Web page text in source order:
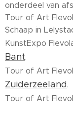
onderdeel van
Tour of Art
Schaap in
KunstExpo
Bant.
Tour of Art
Zuiderzeeland.
Tour of Art